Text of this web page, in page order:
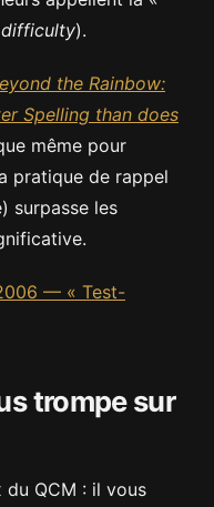
).
the Rainbow:
Spelling than does
même pour
pratique de rappel
surpasse les
— « Test-
trompe sur
QCM : il vous